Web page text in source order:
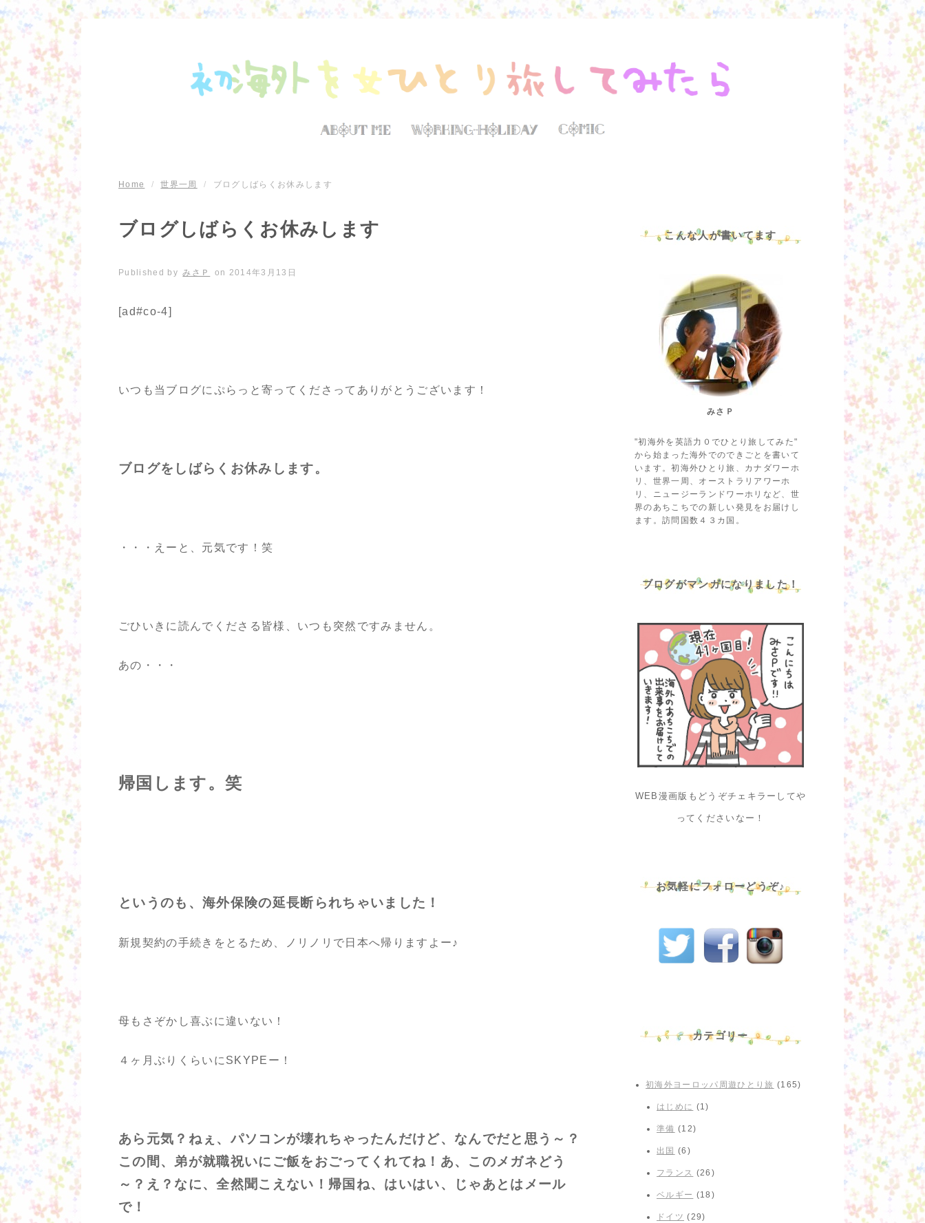
Home / 世界一周 / ブログしばらくお休みします
ブログしばらくお休みします
Published by みさＰ on 2014年3月13日
[ad#co-4]
いつも当ブログにぷらっと寄ってくださってありがとうございます！
ブログをしばらくお休みします。
・・・えーと、元気です！笑
ごひいきに読んでくださる皆様、いつも突然ですみません。
あの・・・
帰国します。笑
というのも、海外保険の延長断られちゃいました！
新規契約の手続きをとるため、ノリノリで日本へ帰りますよー♪
母もさぞかし喜ぶに違いない！
４ヶ月ぶりくらいにSKYPEー！
あら元気？ねぇ、パソコンが壊れちゃったんだけど、なんでだと思う～？
この間、弟が就職祝いにご飯をおごってくれてね！あ、このメガネどう
～？え？なに、全然聞こえない！帰国ね、はいはい、じゃあとはメール
で！
こんな人が書いてます
みさＰ
"初海外を英語力０でひとり旅してみた"
から始まった海外でのできごとを書いて
います。初海外ひとり旅、カナダワーホ
リ、世界一周、オーストラリアワーホ
リ、ニュージーランドワーホリなど、世
界のあちこちでの新しい発見をお届けし
ます。訪問国数４３カ国。
ブログがマンガになりました！
WEB漫画版もどうぞチェキラーしてや
ってくださいなー！
お気軽にフォローどうぞ♪
カテゴリー
初海外ヨーロッパ周遊ひとり旅 (165)
はじめに (1)
準備 (12)
出国 (6)
フランス (26)
ベルギー (18)
ドイツ (29)